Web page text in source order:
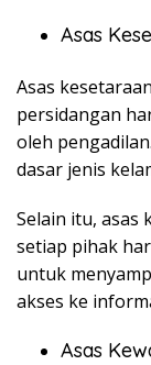
Asas
Asas
persidangan
oleh
dasar jenis
Selain itu, asas
setiap pihak
untuk
akses ke
Asas